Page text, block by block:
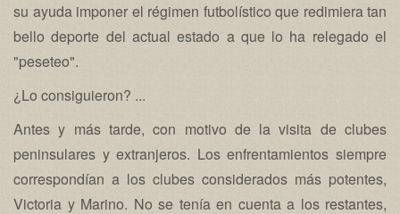
su ayuda imponer el régimen futbolístico que redimiera tan
bello deporte del actual estado a que lo ha relegado el
"peseteo".
¿Lo consiguieron? ...
Antes y más tarde, con motivo de la visita de clubes
peninsulares y extranjeros. Los enfrentamientos siempre
correspondían a los clubes considerados más potentes,
Victoria y Marino. No se tenía en cuenta a los restantes,